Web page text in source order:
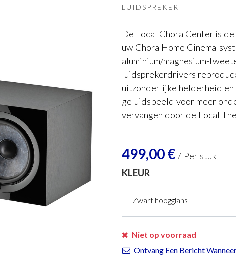
LUIDSPREKER
De Focal Chora Center is
uw Chora Home Cinema-
aluminium/magnesium-
luidsprekerdrivers
uitzonderlijke helderheid
geluidsbeeld voor meer
vervangen door de Focal
499,00€ / Per stuk
KLEUR
Niet op voorraad
Ontvang Een Bericht